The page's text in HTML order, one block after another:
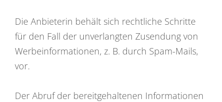
Die Anbieterin behält sich rechtliche Schritte
für den Fall der unverlangten Zusendung von
Werbeinformationen, z. B. durch Spam-Mails,
vor.
Der Abruf der bereitgehaltenen Informationen